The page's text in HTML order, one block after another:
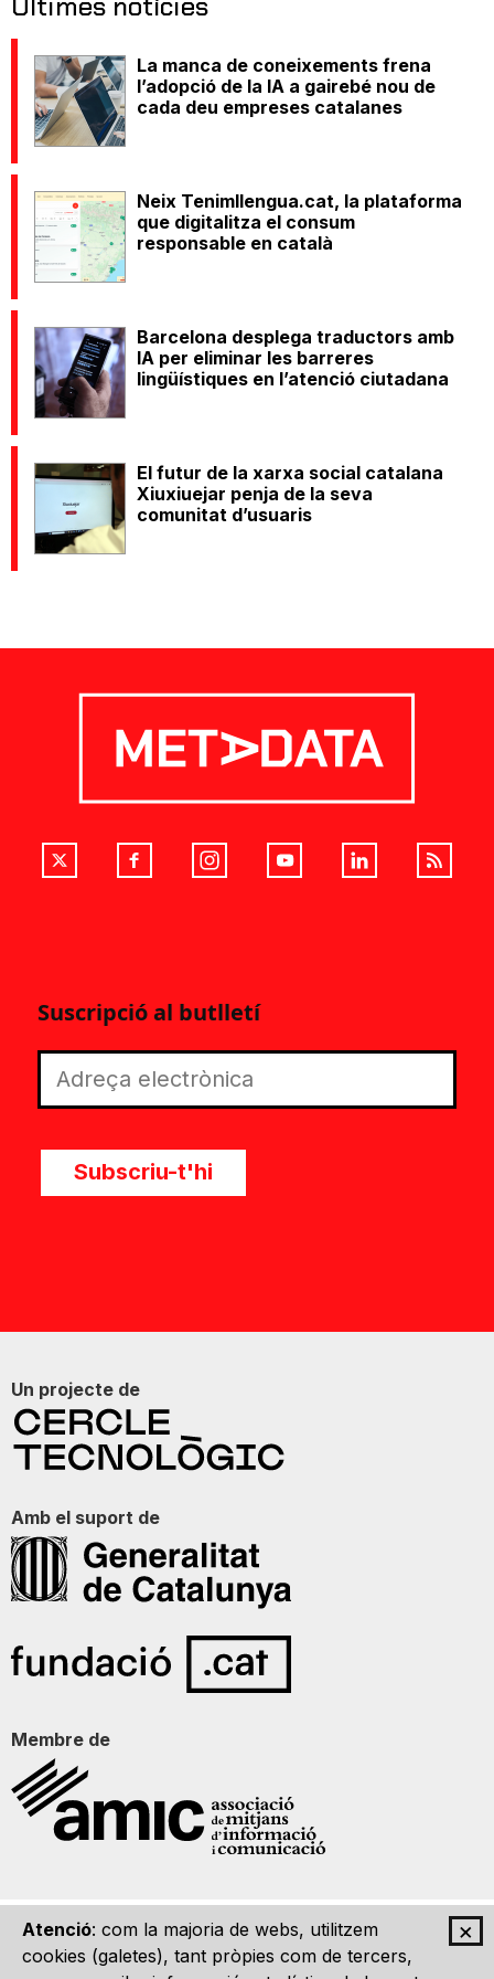
La manca de coneixements frena
l’adopció de la IA a gairebé nou de
cada deu empreses catalanes
Neix Tenimllengua.cat, la plataforma
que digitalitza el consum
responsable en català
Barcelona desplega traductors amb
IA per eliminar les barreres
lingüístiques en l’atenció ciutadana
El futur de la xarxa social catalana
Xiuxiuejar penja de la seva
comunitat d’usuaris
×
Atenció: com la majoria de webs, utilitzem
cookies (galetes), tant pròpies com de tercers,
Suscripció al butlletí
Subscriu-t'hi
Un projecte de
Amb el suport de
Membre de
Qui som Contacte Imatge Gràfica Avís legal